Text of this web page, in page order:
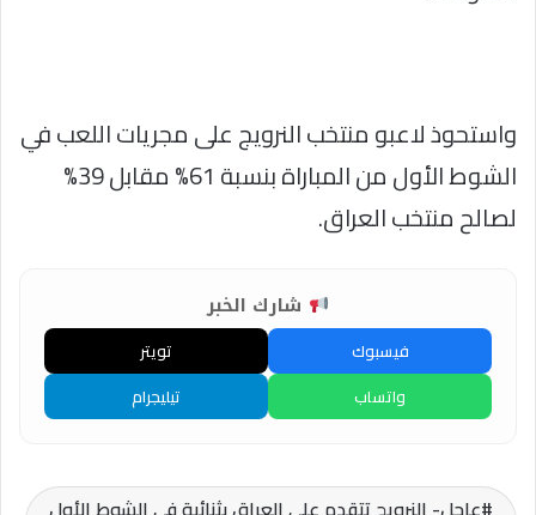
واستحوذ لاعبو منتخب النرويج على مجريات اللعب في
الشوط الأول من المباراة بنسبة 61% مقابل 39%
لصالح منتخب العراق.
شارك الخبر
فيسبوك
تويتر
واتساب
تيليجرام